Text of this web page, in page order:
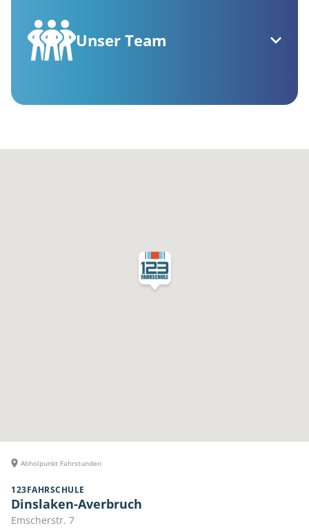
Unser Team
Abholpunkt Fahrstunden
123FAHRSCHULE
Dinslaken-Averbruch
Emscherstr. 7